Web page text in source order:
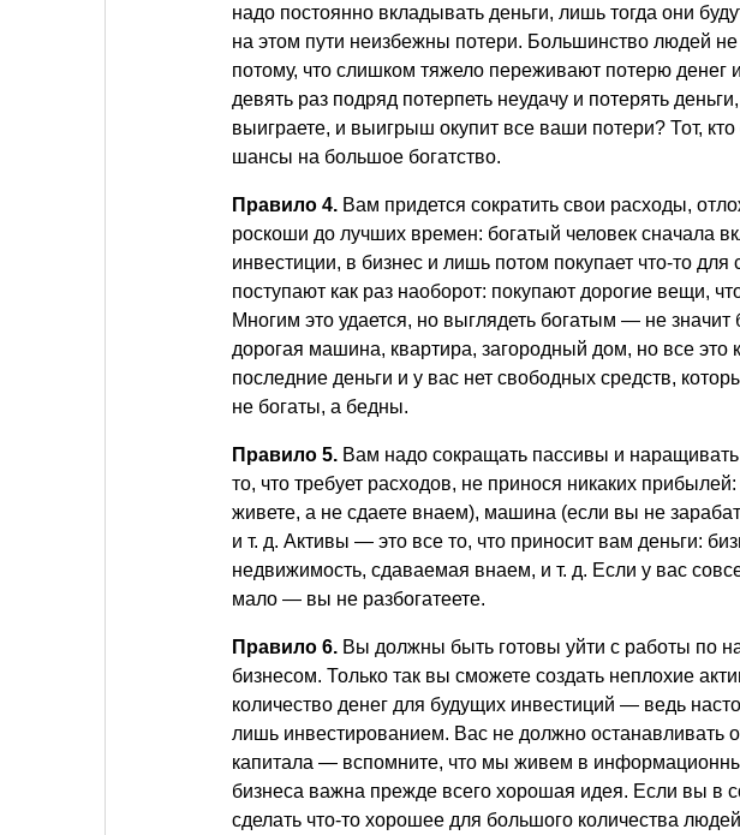
надо постоянно вкладывать деньги, лишь тогда они
на этом пути неизбежны потери. Большинство людей не
потому, что слишком тяжело переживают потерю денег
девять раз подряд потерпеть неудачу и потерять
выиграете, и выигрыш окупит все ваши потери? Тот,
шансы на большое богатство.
Правило 4. Вам придется сократить свои расходы,
роскоши до лучших времен: богатый человек сначала
инвестиции, в бизнес и лишь потом покупает что-то
поступают как раз наоборот: покупают дорогие вещи,
Многим это удается, но выглядеть богатым — не значит
дорогая машина, квартира, загородный дом, но все это
последние деньги и у вас нет свободных средств,
не богаты, а бедны.
Правило 5. Вам надо сокращать пассивы и
то, что требует расходов, не принося никаких
живете, а не сдаете внаем), машина (если вы не
и т. д. Активы — это все то, что приносит вам деньги:
недвижимость, сдаваемая внаем, и т. д. Если у вас
мало — вы не разбогатеете.
Правило 6. Вы должны быть готовы уйти с работы по
бизнесом. Только так вы сможете создать неплохие
количество денег для будущих инвестиций — ведь
лишь инвестированием. Вас не должно останавливать
капитала — вспомните, что мы живем в
бизнеса важна прежде всего хорошая идея. Если вы в
сделать что-то хорошее для большого количества